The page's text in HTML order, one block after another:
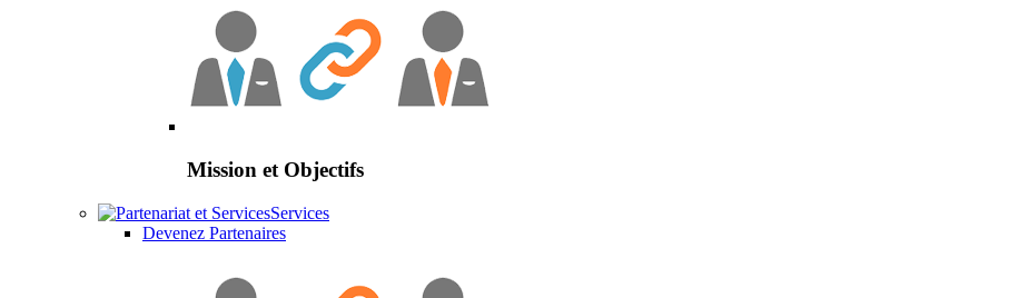
Mission et Objectifs
Services
Devenez Partenaires